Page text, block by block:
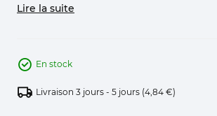
Lire la suite
En stock
Livraison 3 jours - 5 jours (4,84 €)